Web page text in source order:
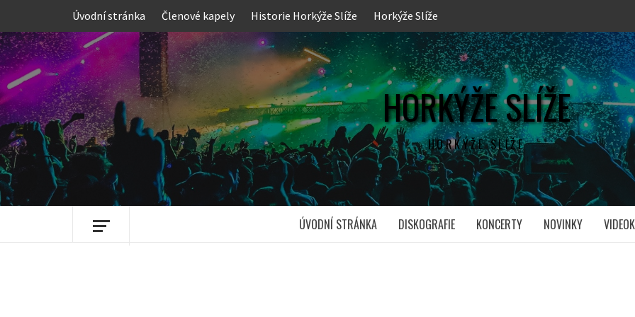
content
Úvodní stránka Členové kapely Historie Horkýže Slíže Horkýže Slíže
HORKÝŽE SLÍŽE
HORKÝŽE SLÍŽE
ÚVODNÍ STRÁNKA DISKOGRAFIE KONCERTY NOVINKY